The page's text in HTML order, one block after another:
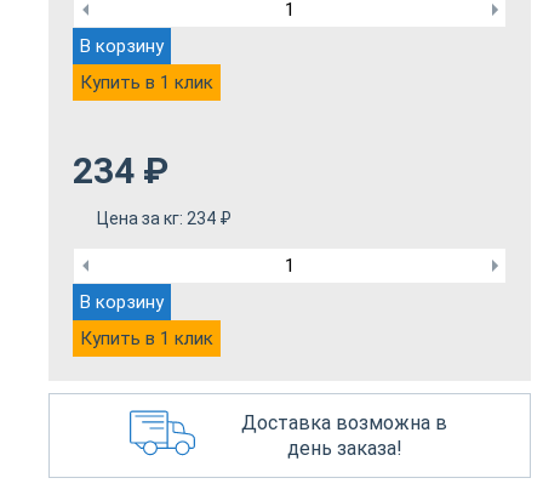
В корзину
Купить в 1 клик
234 ₽
Цена за кг: 234 ₽
В корзину
Купить в 1 клик
Доставка возможна в
день заказа!